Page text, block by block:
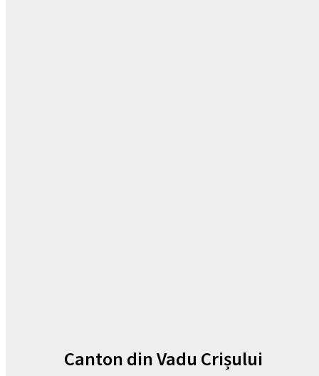
Canton din Vadu Crișului